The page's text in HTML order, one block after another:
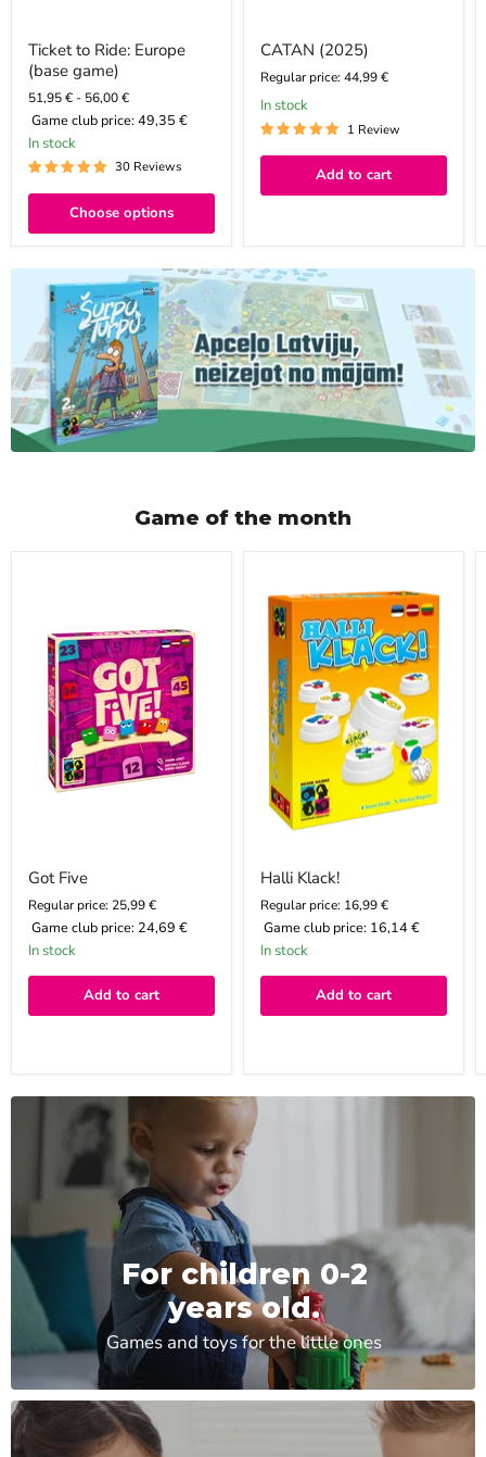
Ticket to Ride: Europe
(base game)
51,95 € - 56,00 €
Game club price: 49,35 €
In stock
30 Reviews
Choose options
CATAN (2025)
Regular price: 44,99 €
In stock
1 Review
Add to cart
Game of the month
Got Five
Regular price: 25,99 €
Game club price: 24,69 €
In stock
Add to cart
Halli Klack!
Regular price: 16,99 €
Game club price: 16,14 €
In stock
Add to cart
For children 0-2
years old.
Games and toys for the little ones